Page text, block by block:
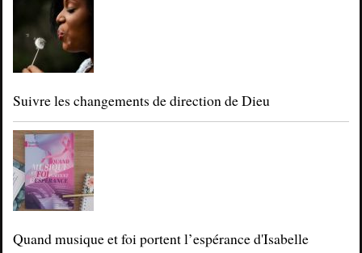
Suivre les changements de direction de Dieu
Quand musique et foi portent l’espérance d'Isabelle